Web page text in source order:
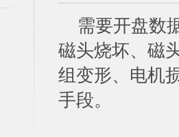
需要开盘数
磁头烧坏、磁
组变形、电机
手段。